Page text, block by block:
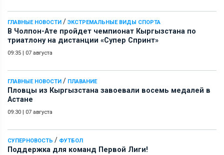
ГЛАВНЫЕ НОВОСТИ / ЭКСТРЕМАЛЬНЫЕ ВИДЫ СПОРТА
В Чолпон-Ате пройдет чемпионат Кыргызстана по
триатлону на дистанции «Супер Спринт»
09:35 07 августа
ГЛАВНЫЕ НОВОСТИ / ПЛАВАНИЕ
Пловцы из Кыргызстана завоевали восемь медалей в
Астане
09:30 07 августа
СУПЕРНОВОСТЬ / ФУТБОЛ
Поддержка для команд Первой Лиги!